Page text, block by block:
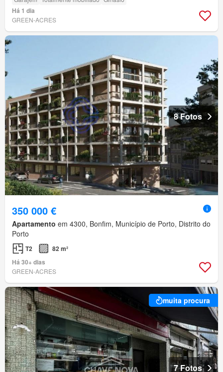
Há 1 dia
GREEN-ACRES
8 Fotos
350 000 €
Apartamento em 4300, Bonfim, Município de Porto, Distrito do
Porto
T2
82 m²
Há 30+ dias
GREEN-ACRES
muita procura
7 Fotos